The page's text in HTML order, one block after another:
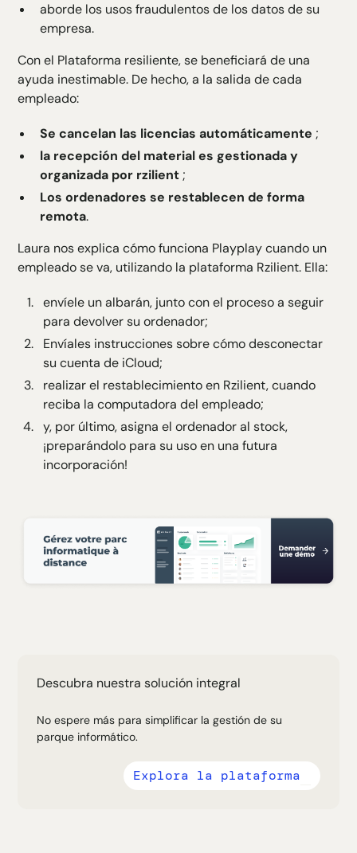
Descubra nuestra solución integral
No espere más para simplificar la gestión de su
parque informático.
Explora la plataforma
aborde los usos fraudulentos de los datos de su
empresa.
Con el Plataforma resiliente, se beneficiará de una
ayuda inestimable. De hecho, a la salida de cada
empleado:
Se cancelan las licenciasautomáticamente ;
la recepción del material es gestionada y
organizada por rzilient ;
Los ordenadores se restablecen de forma
remota.
Laura nos explica cómo funciona Playplay cuando un
empleado se va, utilizando la plataforma Rzilient. Ella:
envíele un albarán, junto con el proceso a seguir
para devolver su ordenador;
Envíales instrucciones sobre cómo desconectar
su cuenta de iCloud;
realizar el restablecimiento en Rzilient, cuando
reciba la computadora del empleado;
y, por último, asigna el ordenador al stock,
¡preparándolo para su uso en una futura
incorporación!